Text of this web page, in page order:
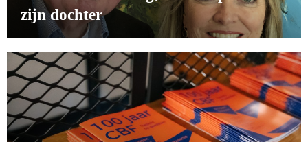
zijn dochter